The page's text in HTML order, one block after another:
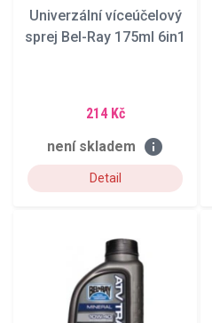
Univerzální víceúčelový
sprej Bel-Ray 175ml 6in1
214 Kč
není skladem info
Detail